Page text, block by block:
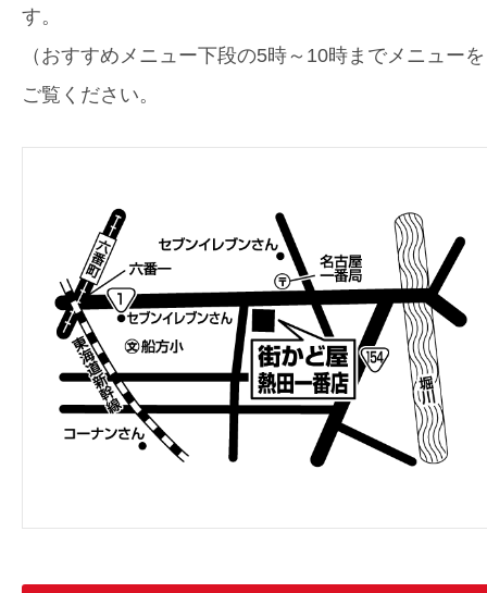
す。
（おすすめメニュー下段の5時～10時までメニューを
ご覧ください。